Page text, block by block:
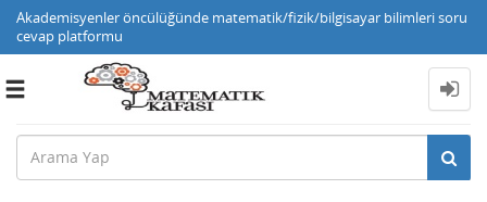
Akademisyenler öncülüğünde matematik/fizik/bilgisayar bilimleri soru
cevap platformu
Toggle